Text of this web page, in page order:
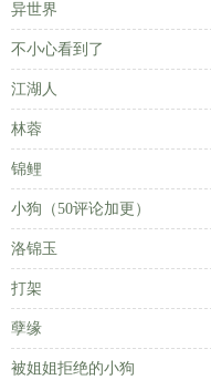
异世界
不小心看到了
江湖人
林蓉
锦鲤
小狗（50评论加更）
洛锦玉
打架
孽缘
被姐姐拒绝的小狗